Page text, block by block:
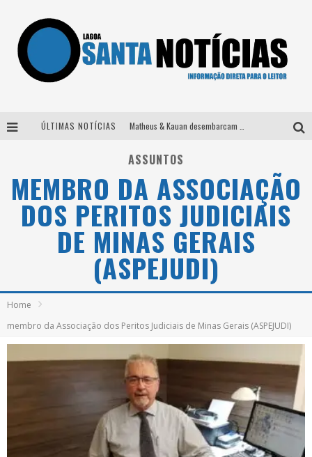
ÚLTIMAS NOTÍCIAS
Selo Moda Music confirma Bel Costa no palco Talentos da Terra do Pedro Leopoldo Rodeio Show
Após sair da KondZilla, DJ Danny Albuquerque inicia nova fase
ASSUNTOS
MEMBRO DA ASSOCIAÇÃO
DOS PERITOS JUDICIAIS
DE MINAS GERAIS
(ASPEJUDI)
Home
membro da Associação dos Peritos Judiciais de Minas Gerais (ASPEJUDI)